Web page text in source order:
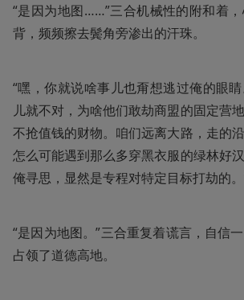
“是因为地图……”三合机械性的附和着
背，频频擦去鬓角旁渗出的汗珠。
“嘿，你就说啥事儿也甭想逃过俺的眼
儿就不对，为啥他们敢劫商盟的固定营
不抢值钱的财物。咱们远离大路，走的
怎么可能遇到那么多穿黑衣服的绿林好汉
俺寻思，显然是专程对特定目标打劫的
“是因为地图。”三合重复着谎言，自信
占领了道德高地。